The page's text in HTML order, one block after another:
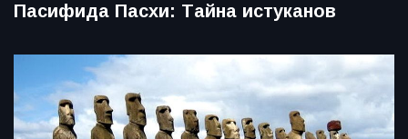
Пасифида Пасхи: Тайна истуканов